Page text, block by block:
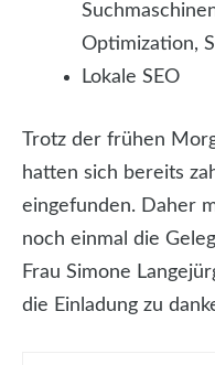
Optimization,
Lokale SEO
Trotz der frühen
hatten sich bereits
eingefunden. Daher
noch einmal die
Frau Simone
die Einladung zu